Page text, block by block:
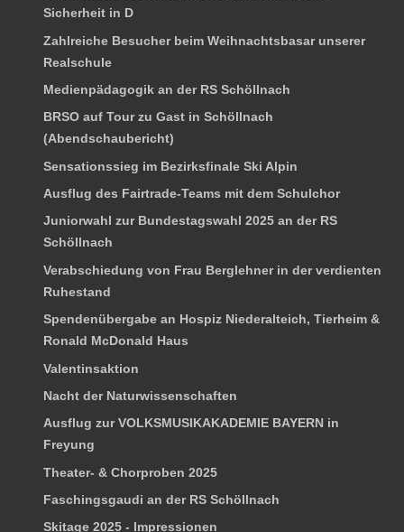
Sicherheit in D
Zahlreiche Besucher beim Weihnachtsbasar unserer
Realschule
Medienpädagogik an der RS Schöllnach
BRSO auf Tour zu Gast in Schöllnach
(Abendschaubericht)
Sensationssieg im Bezirksfinale Ski Alpin
Ausflug des Fairtrade-Teams mit dem Schulchor
Juniorwahl zur Bundestagswahl 2025 an der RS
Schöllnach
Verabschiedung von Frau Berglehner in der verdienten
Ruhestand
Spendenübergabe an Hospiz Niederalteich, Tierheim &
Ronald McDonald Haus
Valentinsaktion
Nacht der Naturwissenschaften
Ausflug zur VOLKSMUSIKAKADEMIE BAYERN in
Freyung
Theater- & Chorproben 2025
Faschingsgaudi an der RS Schöllnach
Skitage 2025 - Impressionen